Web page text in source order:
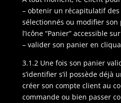
– obtenir un récapitulatif des
sélectionnés ou modifier
l’icône “Panier” accessible
– valider son panier en
3.1.2 Une fois son panier
s’identifier s’il possède déjà
créer son compte client au
commande ou bien passer